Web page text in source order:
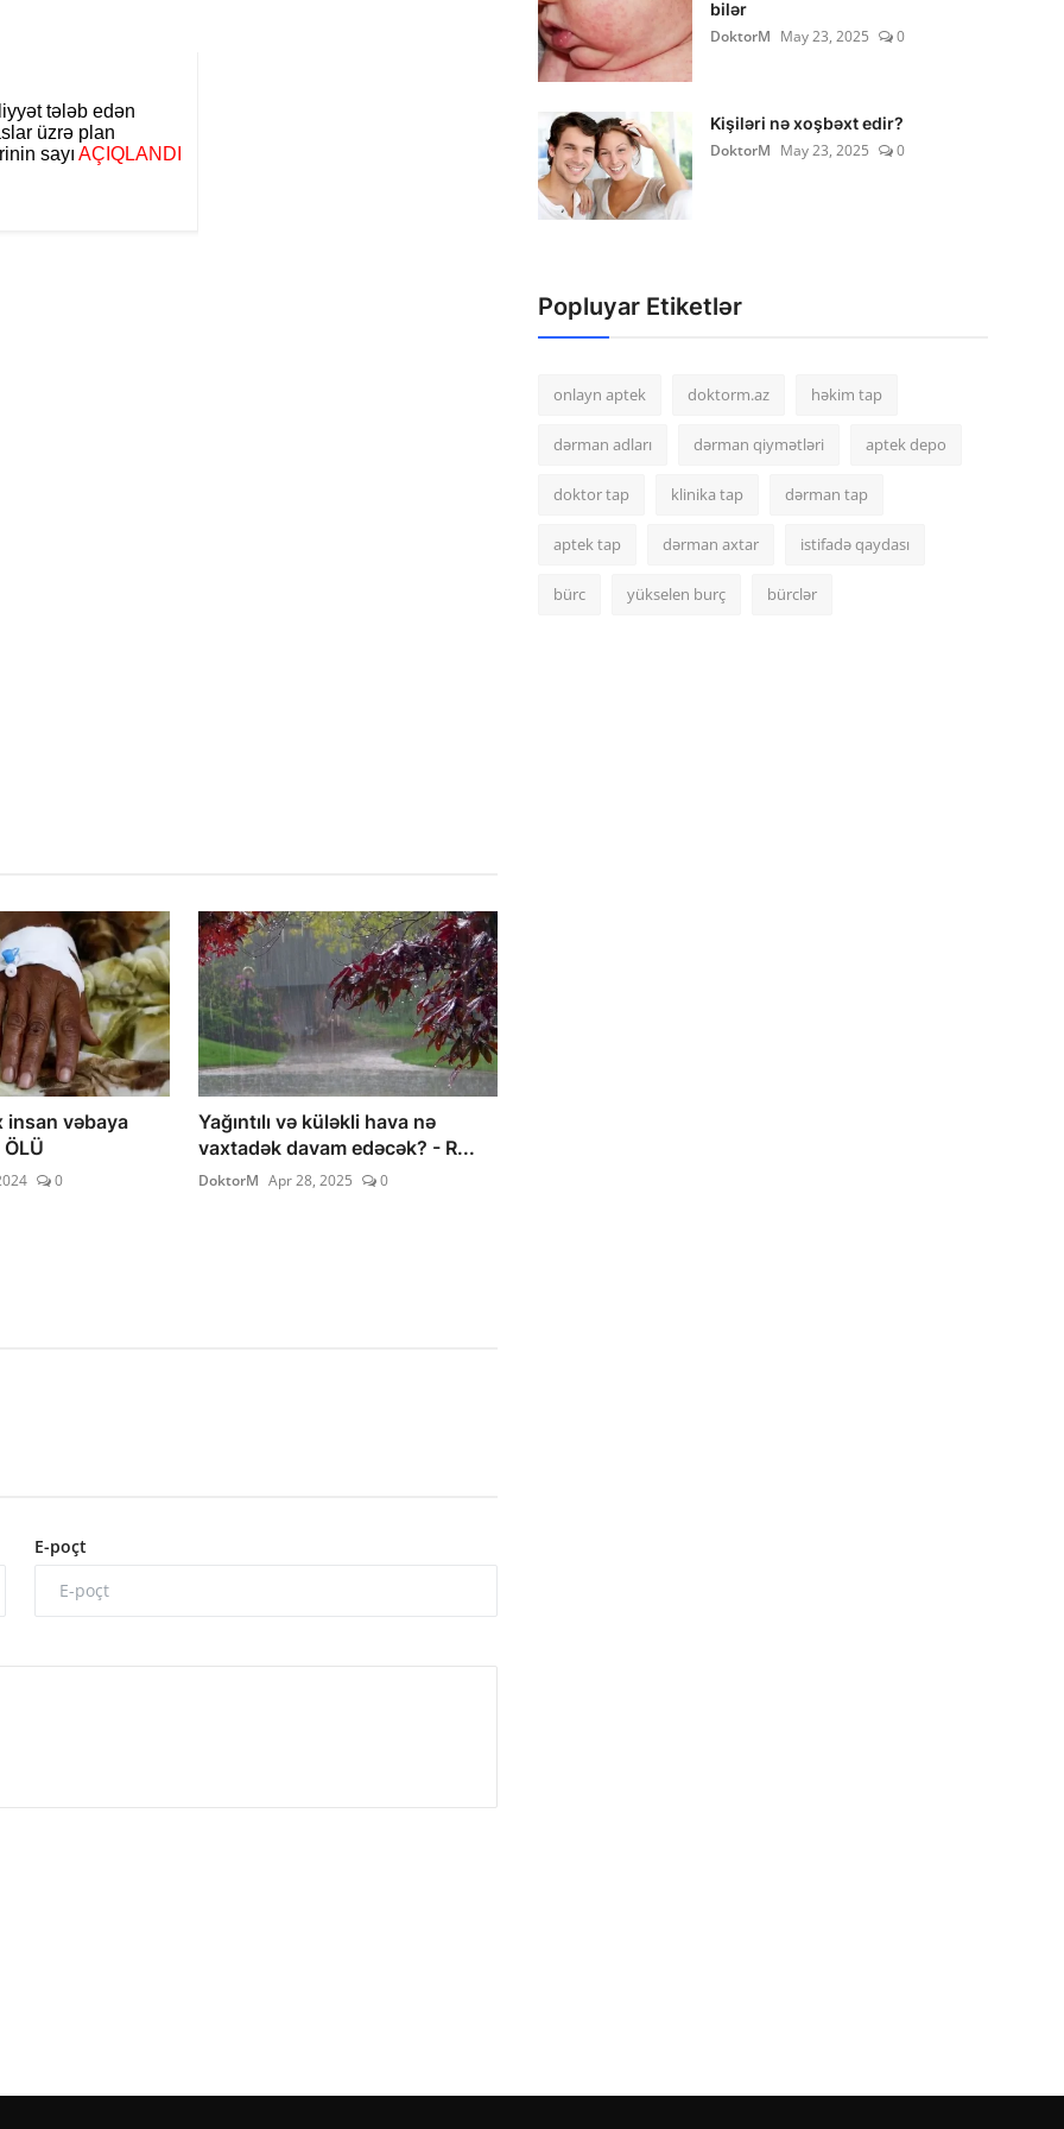
insan vəbaya
0
Yağıntılı və küləkli hava nə
vaxtadək davam edəcək? - R...
DoktorM Apr 28, 2025 0
E-poçt
bilər
DoktorM May 23, 2025 0
Kişiləri nə xoşbəxt edir?
DoktorM May 23, 2025 0
Popluyar Etiketlər
onlayn aptek doktorm.az həkim tap
dərman adları dərman qiymətləri aptek depo
doktor tap klinika tap dərman tap
aptek tap dərman axtar istifadə qaydası
bürc yükselen burç bürclər